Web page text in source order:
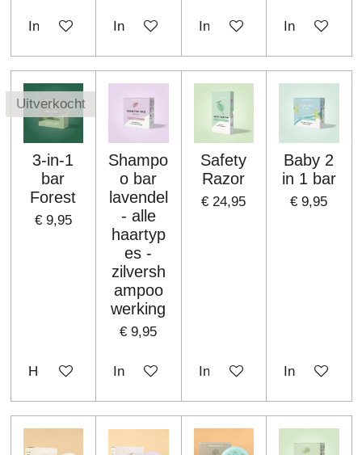
In winkelwagenIn winkelwagenIn winkelwagenIn
Uitverkocht
3-in-1
bar
Forest
€ 9,95
Houd mij op de hoogte
Shampo
o bar
lavendel
- alle
haartyp
es -
zilversh
ampoo
werking
€ 9,95
In winkelwagen
Safety
Razor
€ 24,95
In winkelwagen
Baby 2
in 1 bar
€ 9,95
In